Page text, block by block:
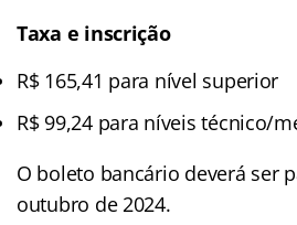
Taxa e inscrição
R$ 165,41 para nível superior
R$ 99,24 para níveis técnico/
O boleto bancário deverá ser
outubro de 2024.